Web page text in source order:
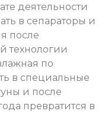
деятельности
в сепараторы и
после
технологии
по
в специальные
и после
превратится в